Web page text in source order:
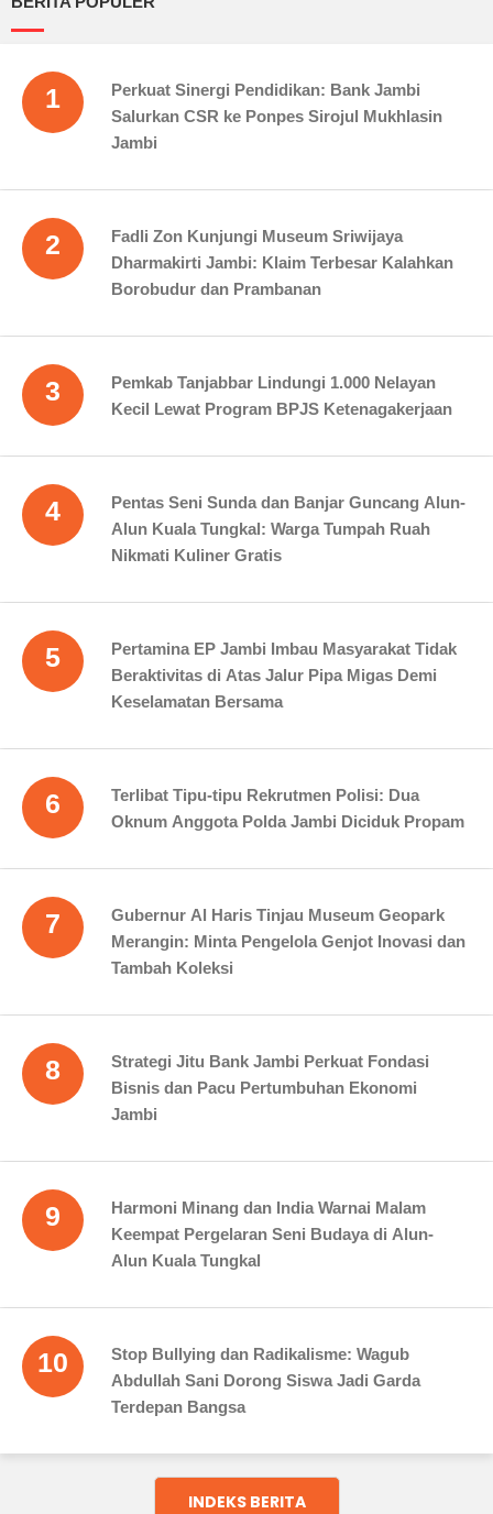
1
Perkuat Sinergi Pendidikan: Bank Jambi
Salurkan CSR ke Ponpes Sirojul Mukhlasin
Jambi
2
Fadli Zon Kunjungi Museum Sriwijaya
Dharmakirti Jambi: Klaim Terbesar Kalahkan
Borobudur dan Prambanan
3
Pemkab Tanjabbar Lindungi 1.000 Nelayan
Kecil Lewat Program BPJS Ketenagakerjaan
4
Pentas Seni Sunda dan Banjar Guncang Alun-
Alun Kuala Tungkal: Warga Tumpah Ruah
Nikmati Kuliner Gratis
5
Pertamina EP Jambi Imbau Masyarakat Tidak
Beraktivitas di Atas Jalur Pipa Migas Demi
Keselamatan Bersama
6
Terlibat Tipu-tipu Rekrutmen Polisi: Dua
Oknum Anggota Polda Jambi Diciduk Propam
7
Gubernur Al Haris Tinjau Museum Geopark
Merangin: Minta Pengelola Genjot Inovasi dan
Tambah Koleksi
8
Strategi Jitu Bank Jambi Perkuat Fondasi
Bisnis dan Pacu Pertumbuhan Ekonomi
Jambi
9
Harmoni Minang dan India Warnai Malam
Keempat Pergelaran Seni Budaya di Alun-
Alun Kuala Tungkal
10
Stop Bullying dan Radikalisme: Wagub
Abdullah Sani Dorong Siswa Jadi Garda
Terdepan Bangsa
INDEKS BERITA